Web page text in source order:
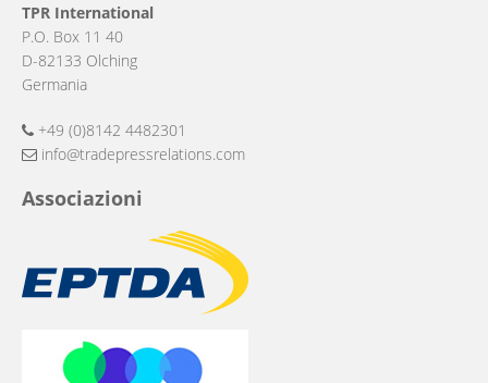
TPR International
P.O. Box 11 40
D-82133 Olching
Germania
+49 (0)8142 4482301
info@tradepressrelations.com
Associazioni